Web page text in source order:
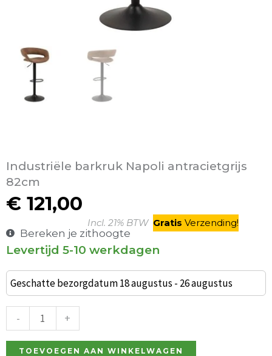
Industriële barkruk Napoli antracietgrijs
82cm
€ 121,00
Incl. 21% BTW Gratis Verzending!
Bereken je zithoogte
Levertijd 5-10 werkdagen
Geschatte bezorgdatum 18 augustus - 26 augustus
-
Barkruk
Bruin
gasveer
aantal
+
TOEVOEGEN AAN WINKELWAGEN